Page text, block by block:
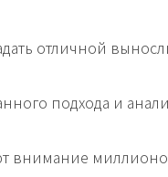
отличной
подхода и
внимание